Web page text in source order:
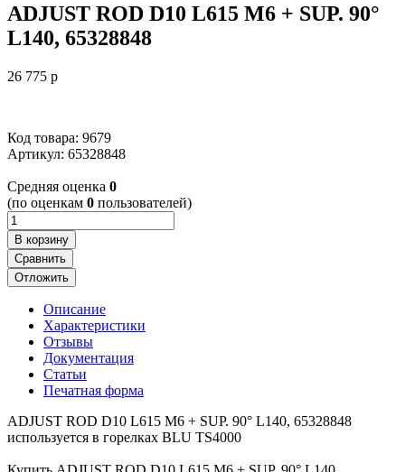
ADJUST ROD D10 L615 M6 + SUP. 90°
L140, 65328848
26 775 p
Код товара: 9679
Артикул: 65328848
Cредняя оценка 0
(по оценкам 0 пользователей)
В корзину
Сравнить
Отложить
Описание
Характеристики
Отзывы
Документация
Статьи
Печатная форма
ADJUST ROD D10 L615 M6 + SUP. 90° L140, 65328848
используется в горелках BLU TS4000